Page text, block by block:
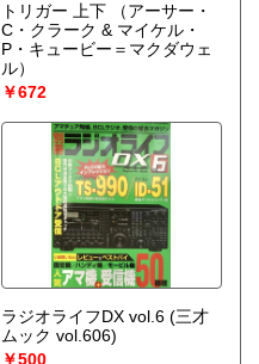
トリガー 上下
（アーサー・
C・クラーク & マイケル・
P・キュービー＝マクダウェ
ル）
￥672
ラジオライフDX vol.6 (三才
ムック vol.606)
￥500